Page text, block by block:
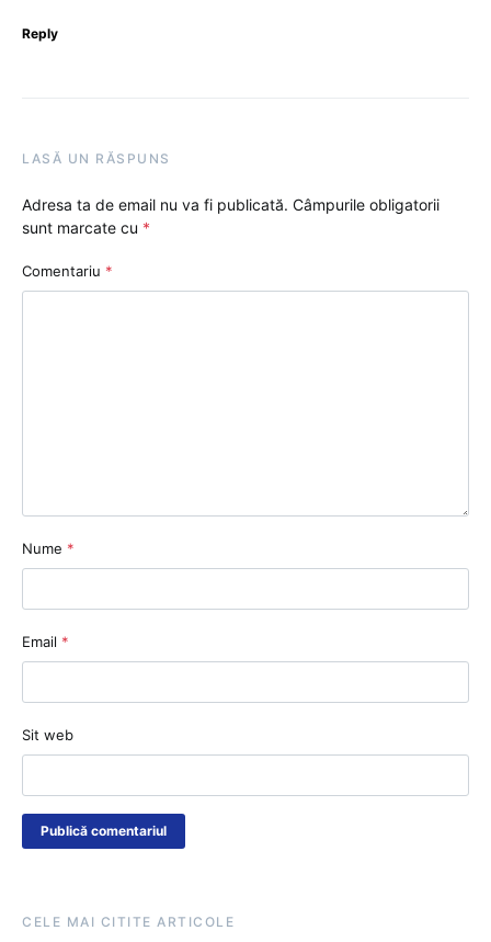
Reply
LASĂ UN RĂSPUNS
Adresa ta de email nu va fi publicată. Câmpurile obligatorii
sunt marcate cu *
Comentariu *
Nume *
Email *
Sit web
CELE MAI CITITE ARTICOLE